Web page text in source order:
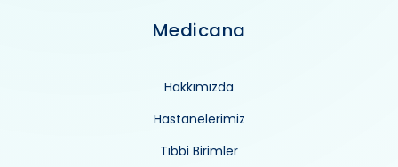
Medicana
Hakkımızda
Hastanelerimiz
Tıbbi Birimler